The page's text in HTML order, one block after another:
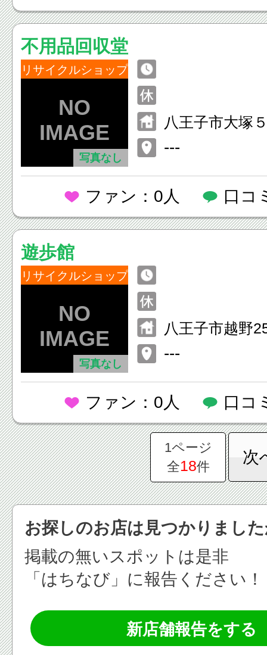
不用品回収堂
リサイクルショップ
写真なし
八王子市大塚
---
ファン：0人 口コ
遊歩館
リサイクルショップ
写真なし
八王子市越野
---
ファン：0人 口コ
1ページ
全18件
次
お探しのお店は見つかりまし
掲載の無いスポットは是非
「はちなび」に報告ください！
新店舗報告をする